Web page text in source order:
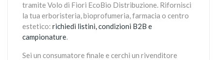
tramite Volo di Fiori EcoBio Distribuzione. Rifornisci
la tua erboristeria, bioprofumeria, farmacia o centro
estetico: richiedi listini, condizioni B2B e
campionature.
Sei un consumatore finale e cerchi un rivenditore